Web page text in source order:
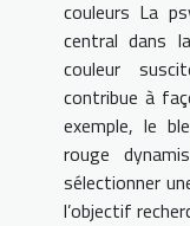
couleurs La
central dans
couleur
contribue à
exemple, le
rouge
sélectionner
l’objectif